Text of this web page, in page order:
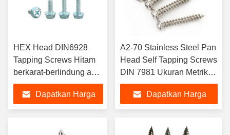
HEX Head DIN6928
Tapping Screws Hitam
berkarat-berlindung anti-
lolos-Berbagai termasuk
titanium stainless steel
nikel Inch Metric
Dapatkan Harga
A2-70 Stainless Steel Pan
Head Self Tapping Screws
DIN 7981 Ukuran Metrik
untuk Aluminium Titanium
Kuningan Nikel Perunggu
M3 M5
Dapatkan Harga